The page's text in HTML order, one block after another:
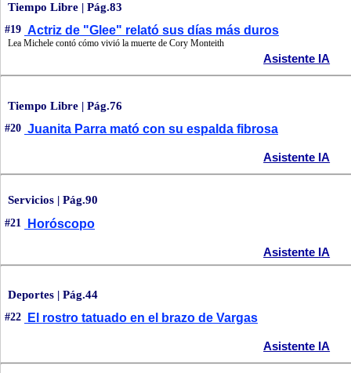
Tiempo Libre | Pág.83
#19 Actriz de "Glee" relató sus días más duros
Lea Michele contó cómo vivió la muerte de Cory Monteith
Asistente IA
Tiempo Libre | Pág.76
#20 Juanita Parra mató con su espalda fibrosa
Asistente IA
Servicios | Pág.90
#21 Horóscopo
Asistente IA
Deportes | Pág.44
#22 El rostro tatuado en el brazo de Vargas
Asistente IA